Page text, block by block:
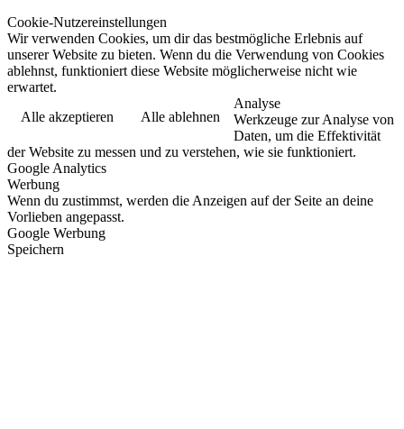
Cookie-Nutzereinstellungen
Wir verwenden Cookies, um dir das bestmögliche Erlebnis auf
unserer Website zu bieten. Wenn du die Verwendung von Cookies
ablehnst, funktioniert diese Website möglicherweise nicht wie
erwartet.
Alle akzeptieren
Alle ablehnen
Analyse
Werkzeuge zur Analyse von
Daten, um die Effektivität
der Website zu messen und zu verstehen, wie sie funktioniert.
Google Analytics
Werbung
Wenn du zustimmst, werden die Anzeigen auf der Seite an deine
Vorlieben angepasst.
Google Werbung
Speichern